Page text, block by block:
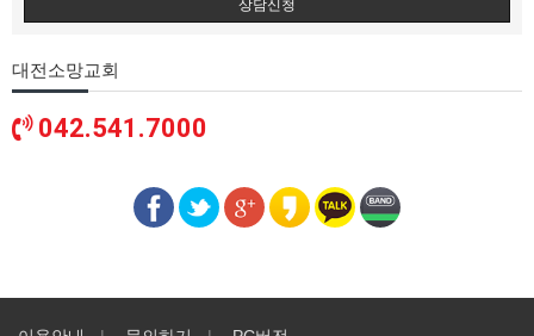
상담신청
대전소망교회
042.541.7000